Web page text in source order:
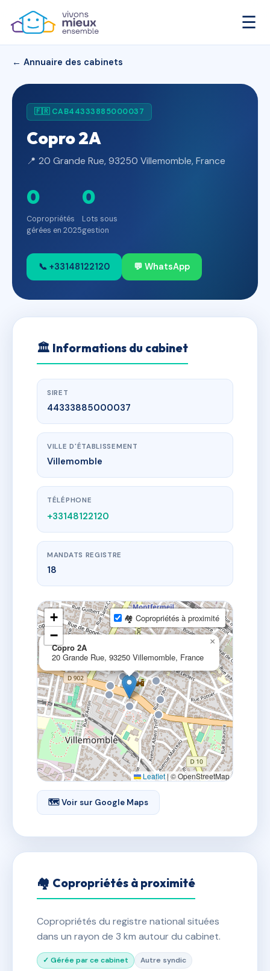
☰
← Annuaire des cabinets
🇫🇷 CAB44333885000037
Copro 2A
📍 20 Grande Rue, 93250 Villemomble, France
0
Copropriétés
gérées en 2025
0
Lots sous
gestion
📞 +33148122120 💬 WhatsApp
🏛 Informations du cabinet
SIRET
44333885000037
VILLE D'ÉTABLISSEMENT
Villemomble
TÉLÉPHONE
+33148122120
MANDATS REGISTRE
18
Copro 2A
20 Grande Rue, 93250 Villemomble, France
×
+
−
🏘 Copropriétés à proximité
Leaflet | © OpenStreetMap
🗺 Voir sur Google Maps
🏘 Copropriétés à proximité
Copropriétés du registre national situées
dans un rayon de 3 km autour du cabinet.
✓ Gérée par ce cabinet Autre syndic